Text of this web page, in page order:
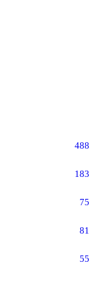
488
183
75
81
55